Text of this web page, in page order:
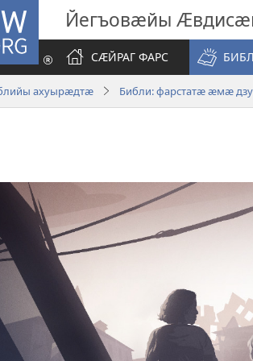
Йегъовӕйы
СӔЙРАГ ФАРС
ахуырӕдтӕ Библи: фарстатӕ ӕмӕ